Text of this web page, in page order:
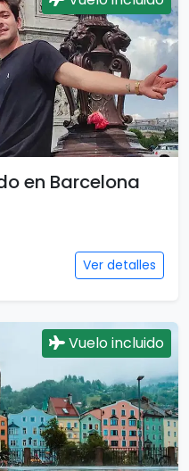
en Barcelona
Ver detalles
Vuelo incluido